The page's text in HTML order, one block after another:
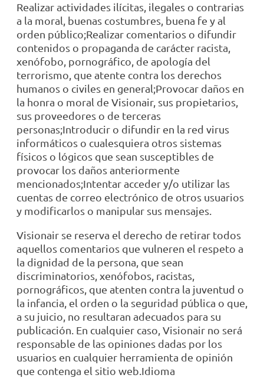
Realizar actividades ilícitas, ilegales o contrarias
a la moral, buenas costumbres, buena fe y al
orden público;Realizar comentarios o difundir
contenidos o propaganda de carácter racista,
xenófobo, pornográfico, de apología del
terrorismo, que atente contra los derechos
humanos o civiles en general;Provocar daños en
la honra o moral de Visionair, sus propietarios,
sus proveedores o de terceras
personas;Introducir o difundir en la red virus
informáticos o cualesquiera otros sistemas
físicos o lógicos que sean susceptibles de
provocar los daños anteriormente
mencionados;Intentar acceder y/o utilizar las
cuentas de correo electrónico de otros usuarios
y modificarlos o manipular sus mensajes.
Visionair se reserva el derecho de retirar todos
aquellos comentarios que vulneren el respeto a
la dignidad de la persona, que sean
discriminatorios, xenófobos, racistas,
pornográficos, que atenten contra la juventud o
la infancia, el orden o la seguridad pública o que,
a su juicio, no resultaran adecuados para su
publicación. En cualquier caso, Visionair no será
responsable de las opiniones dadas por los
usuarios en cualquier herramienta de opinión
que contenga el sitio web.Idioma